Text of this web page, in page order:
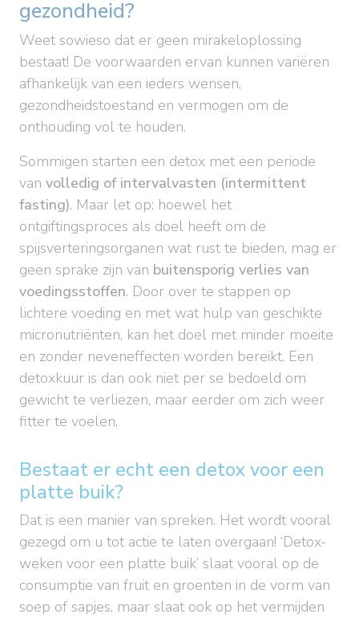
gezondheid?
Weet sowieso dat er geen mirakeloplossing
bestaat! De voorwaarden ervan kunnen variëren
afhankelijk van een ieders wensen,
gezondheidstoestand en vermogen om de
onthouding vol te houden.
Sommigen starten een detox met een periode
van volledig of intervalvasten (intermittent
fasting). Maar let op: hoewel het
ontgiftingsproces als doel heeft om de
spijsverteringsorganen wat rust te bieden, mag er
geen sprake zijn van buitensporig verlies van
voedingsstoffen. Door over te stappen op
lichtere voeding en met wat hulp van geschikte
micronutriënten, kan het doel met minder moeite
en zonder neveneffecten worden bereikt. Een
detoxkuur is dan ook niet per se bedoeld om
gewicht te verliezen, maar eerder om zich weer
fitter te voelen.
Bestaat er echt een detox voor een
platte buik?
Dat is een manier van spreken. Het wordt vooral
gezegd om u tot actie te laten overgaan! ‘Detox-
weken voor een platte buik’ slaat vooral op de
consumptie van fruit en groenten in de vorm van
soep of sapjes, maar slaat ook op het vermijden